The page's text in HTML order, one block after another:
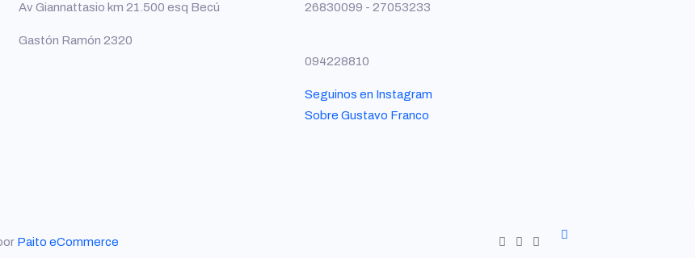
Av Giannattasio km 21.500 esq Becú
Gastón Ramón 2320
26830099 - 27053233
094228810
Seguinos en Instagram
Sobre Gustavo Franco
Paito eCommerce